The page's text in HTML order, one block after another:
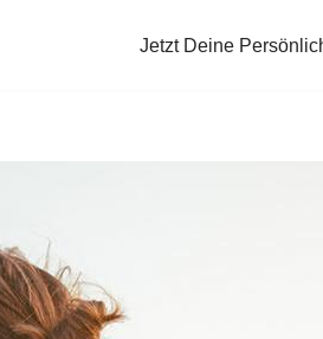
Jetzt Deine